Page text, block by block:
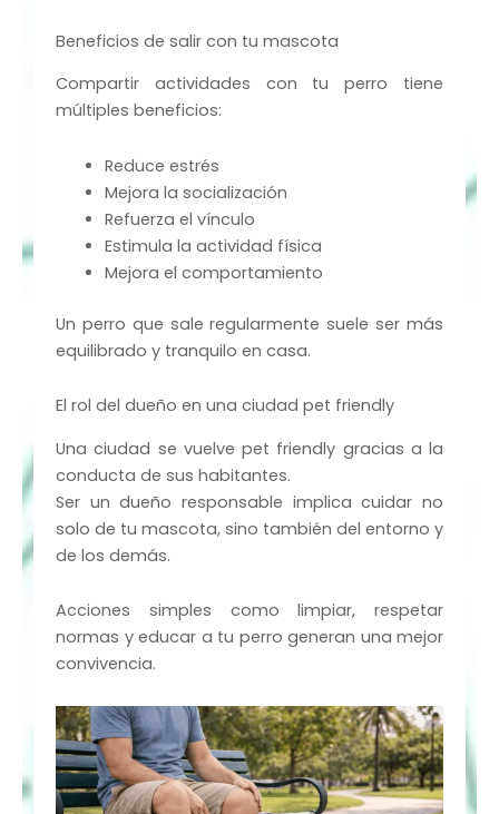
Beneficios de salir con tu mascota
Compartir actividades con tu perro tiene
múltiples beneficios:
Reduce estrés
Mejora la socialización
Refuerza el vínculo
Estimula la actividad física
Mejora el comportamiento
Un perro que sale regularmente suele ser más
equilibrado y tranquilo en casa.
El rol del dueño en una ciudad pet friendly
Una ciudad se vuelve pet friendly gracias a la
conducta de sus habitantes.
Ser un dueño responsable implica cuidar no
solo de tu mascota, sino también del entorno y
de los demás.
Acciones simples como limpiar, respetar
normas y educar a tu perro generan una mejor
convivencia.